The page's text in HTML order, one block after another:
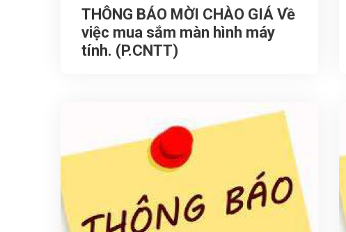
THÔNG BÁO MỜI CHÀO GIÁ Về
việc mua sắm màn hình máy
tính. (P.CNTT)